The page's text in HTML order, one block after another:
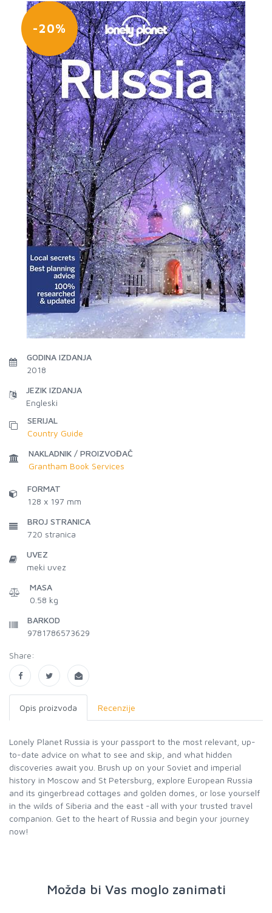
-20%
GODINA IZDANJA
2018
JEZIK IZDANJA
Engleski
SERIJAL
Country Guide
NAKLADNIK / PROIZVOĐAČ
Grantham Book Services
FORMAT
128 x 197 mm
BROJ STRANICA
720 stranica
UVEZ
meki uvez
MASA
0.58 kg
BARKOD
9781786573629
Share:
Opis proizvoda Recenzije
Lonely Planet Russia is your passport to the most relevant, up-
to-date advice on what to see and skip, and what hidden
discoveries await you. Brush up on your Soviet and imperial
history in Moscow and St Petersburg, explore European Russia
and its gingerbread cottages and golden domes, or lose yourself
in the wilds of Siberia and the east -all with your trusted travel
companion. Get to the heart of Russia and begin your journey
now!
Možda bi Vas moglo zanimati